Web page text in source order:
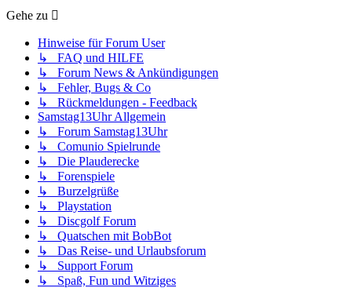
Gehe zu
Hinweise für Forum User
↳ FAQ und HILFE
↳ Forum News & Ankündigungen
↳ Fehler, Bugs & Co
↳ Rückmeldungen - Feedback
Samstag13Uhr Allgemein
↳ Forum Samstag13Uhr
↳ Comunio Spielrunde
↳ Die Plauderecke
↳ Forenspiele
↳ Burzelgrüße
↳ Playstation
↳ Discgolf Forum
↳ Quatschen mit BobBot
↳ Das Reise- und Urlaubsforum
↳ Support Forum
↳ Spaß, Fun und Witziges